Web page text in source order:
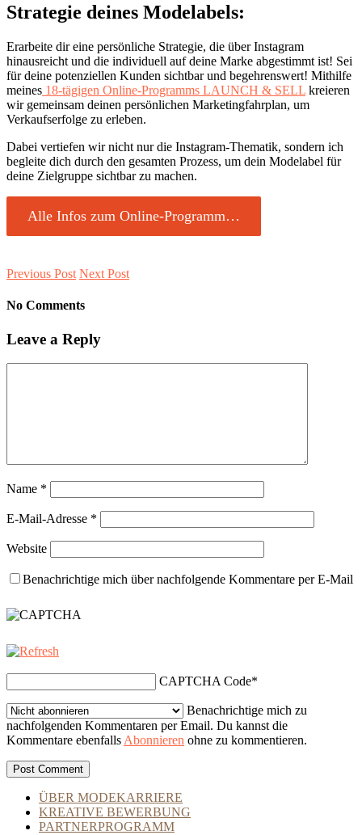
Strategie deines Modelabels:
Erarbeite dir eine persönliche Strategie, die über Instagram
hinausreicht und die individuell auf deine Marke abgestimmt ist! Sei
für deine potenziellen Kunden sichtbar und begehrenswert! Mithilfe
meines 18-tägigen Online-Programms LAUNCH & SELL kreieren
wir gemeinsam deinen persönlichen Marketingfahrplan, um
Verkaufserfolge zu erleben.
Dabei vertiefen wir nicht nur die Instagram-Thematik, sondern ich
begleite dich durch den gesamten Prozess, um dein Modelabel für
deine Zielgruppe sichtbar zu machen.
Alle Infos zum Online-Programm…
Previous Post Next Post
No Comments
Leave a Reply
Name *
E-Mail-Adresse *
Website
Benachrichtige mich über nachfolgende Kommentare per E-Mail
CAPTCHA Code*
Benachrichtige mich zu
nachfolgenden Kommentaren per Email. Du kannst die
Kommentare ebenfallsAbonnieren ohne zu kommentieren.
ÜBER MODEKARRIERE
KREATIVE BEWERBUNG
PARTNERPROGRAMM